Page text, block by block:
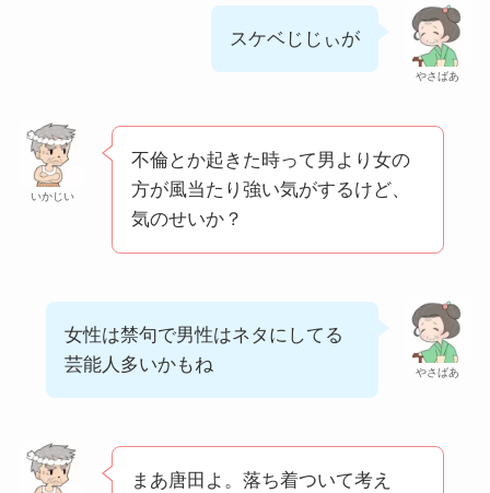
やさばあ
スケベじじぃが
いかじい
不倫とか起きた時って男より女の
方が風当たり強い気がするけど、
気のせいか？
やさばあ
女性は禁句で男性はネタにしてる
芸能人多いかもね
まあ唐田よ。落ち着ついて考え